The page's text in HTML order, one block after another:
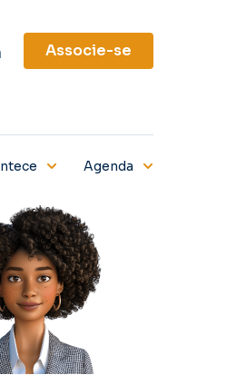
Associe-se
Agenda